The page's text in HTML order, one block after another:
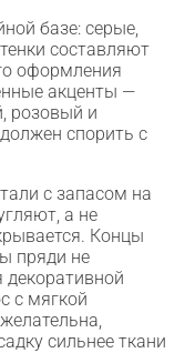
базе: серые,
составляют
оформления
акценты —
розовый и
спорить с
с запасом на
а не
Концы
пряди не
с мягкой
сильнее ткани